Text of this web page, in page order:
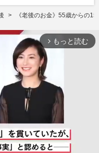
《老後のお金》55歳からの
arrow_forward_ios もっと読む